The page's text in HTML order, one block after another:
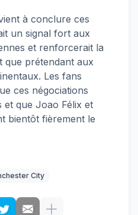
à conclure ces
un signal fort aux
et renforcerait la
que prétendant aux
Les fans
ces négociations
que Joao Félix et
bientôt fièrement le
City